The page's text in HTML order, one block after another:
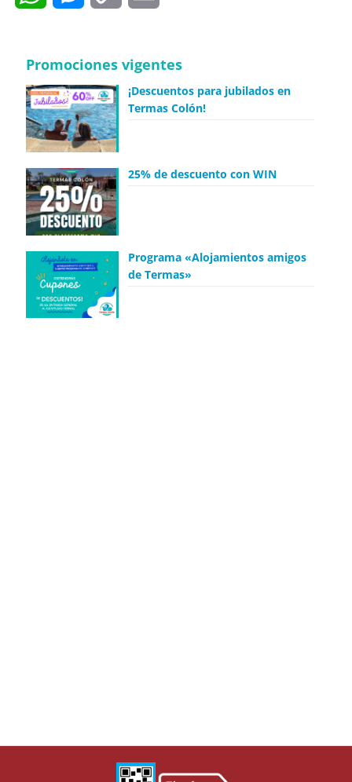
Promociones vigentes
¡Descuentos para jubilados en
Termas Colón!
25% de descuento con WIN
Programa «Alojamientos amigos
de Termas»